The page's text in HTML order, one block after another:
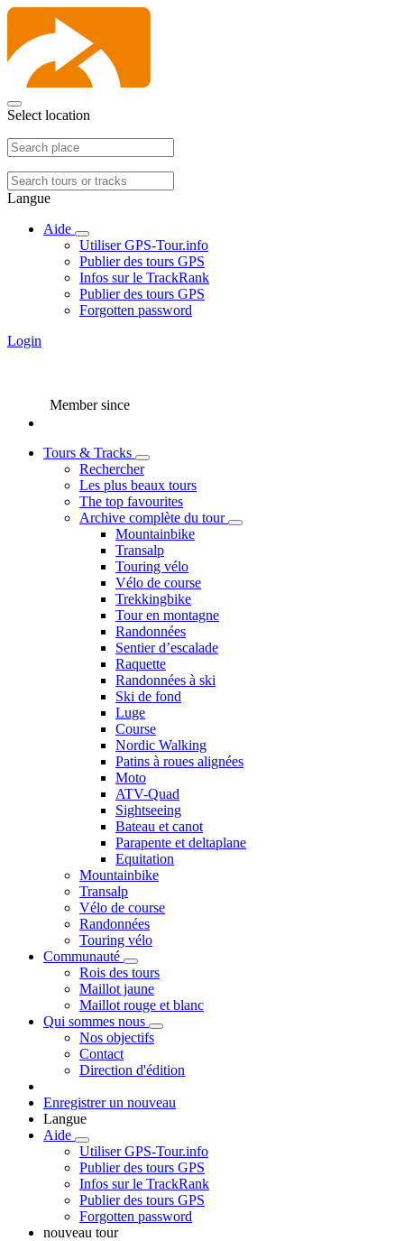
Select location
Langue
Aide
Utiliser GPS-Tour.info
Publier des tours GPS
Infos sur le TrackRank
Publier des tours GPS
Forgotten password
Login
Member since
Tours & Tracks
Rechercher
Les plus beaux tours
The top favourites
Archive complète du tour
Mountainbike
Transalp
Touring vélo
Vélo de course
Trekkingbike
Tour en montagne
Randonnées
Sentier d’escalade
Raquette
Randonnées à ski
Ski de fond
Luge
Course
Nordic Walking
Patins à roues alignées
Moto
ATV-Quad
Sightseeing
Bateau et canot
Parapente et deltaplane
Equitation
Mountainbike
Transalp
Vélo de course
Randonnées
Touring vélo
Communauté
Rois des tours
Maillot jaune
Maillot rouge et blanc
Qui sommes nous
Nos objectifs
Contact
Direction d'édition
Enregistrer un nouveau
Langue
Aide
Utiliser GPS-Tour.info
Publier des tours GPS
Infos sur le TrackRank
Publier des tours GPS
Forgotten password
nouveau tour